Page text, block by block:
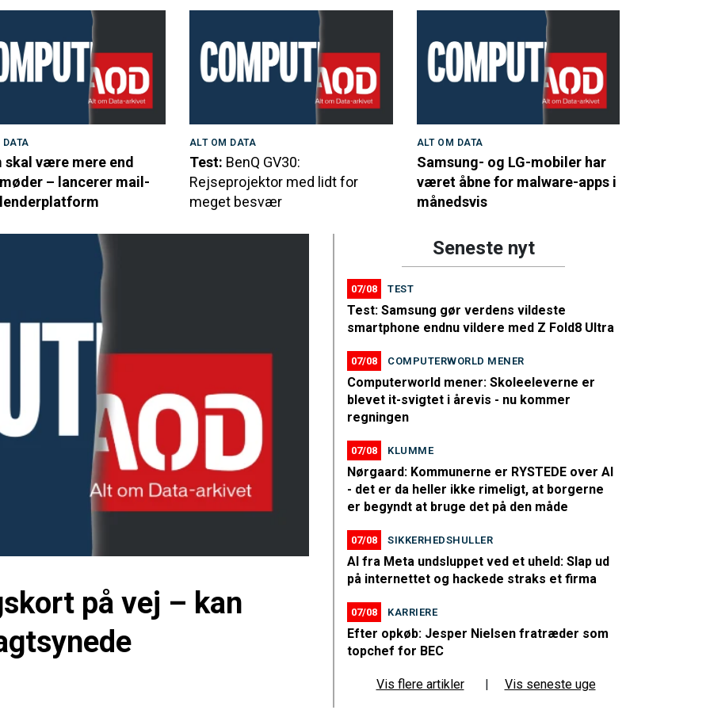
skal være mere end
– lancerer mail-
ALT OM DATA
Test: BenQ GV30:
Rejseprojektor med lidt for
meget besvær
ALT OM DATA
Samsung- og LG-mobiler har
været åbne for malware-apps i
månedsvis
på vej – kan
Seneste nyt
07/08 TEST
Test: Samsung gør verdens vildeste
smartphone endnu vildere med Z Fold8 Ultra
07/08 COMPUTERWORLD MENER
Computerworld mener: Skoleeleverne er
blevet it-svigtet i årevis - nu kommer
regningen
07/08 KLUMME
Nørgaard: Kommunerne er RYSTEDE over AI
- det er da heller ikke rimeligt, at borgerne
er begyndt at bruge det på den måde
07/08 SIKKERHEDSHULLER
AI fra Meta undsluppet ved et uheld: Slap ud
på internettet og hackede straks et firma
07/08 KARRIERE
Efter opkøb: Jesper Nielsen fratræder som
topchef for BEC
Vis flere artikler Vis seneste uge